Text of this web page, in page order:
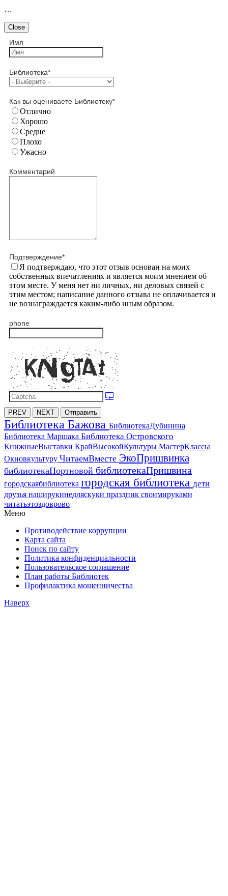
…
Close
Имя
Библиотека*
Как вы оцениваете Библиотеку*
Отлично
Хорошо
Средне
Плохо
Ужасно
Комментарий
Подтверждение*
Я подтверждаю, что этот отзыв основан на моих
собственных впечатлениях и является моим мнением об
этом месте. У меня нет ни личных, ни деловых связей с
этим местом; написание данного отзыва не оплачивается и
не вознаграждается каким-либо иным образом.
phone
PREV NEXT Отправить
Библиотека Бажова БиблиотекаДубинина
Библиотека Маршака Библиотека Островского
КнижныеВыставки КрайВысокойКультуры МастерКлассы
Окновкультуру ЧитаемВместе ЭкоПришвинка
библиотекаПортновой библиотекаПришвина
городскаябиблиотека городская библиотека дети
друзья наширукинедляскуки праздник своимируками
читатьэтоздоврово
Меню
Противодействие коррупции
Карта сайта
Поиск по сайту
Политика конфиденциальности
Пользовательское соглашение
План работы Библиотек
Профилактика мошенничества
Наверх